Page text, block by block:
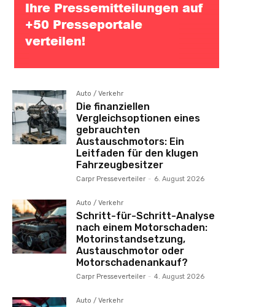
Auto / Verkehr
Die finanziellen
Vergleichsoptionen eines
gebrauchten
Austauschmotors: Ein
Leitfaden für den klugen
Fahrzeugbesitzer
Carpr Presseverteiler - 6. August 2026
Auto / Verkehr
Schritt-für-Schritt-Analyse
nach einem Motorschaden:
Motorinstandsetzung,
Austauschmotor oder
Motorschadenankauf?
Carpr Presseverteiler - 4. August 2026
Auto / Verkehr